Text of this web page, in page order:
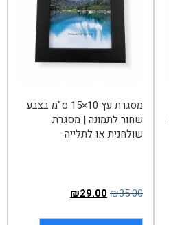
מסגרת עץ 10×15 ס"מ בצבע
שחור לתמונה | מסגרת
שולחנית או לתלייה
₪35.00
₪29.00